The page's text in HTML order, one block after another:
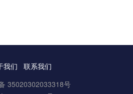
我们
联系我们
35020302033318号